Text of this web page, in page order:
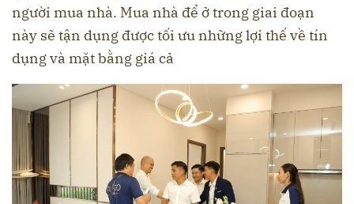
người mua nhà. Mua nhà để ở trong giai đoạn
này sẽ tận dụng được tối ưu những lợi thế về tín
dụng và mặt bằng giá cả